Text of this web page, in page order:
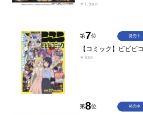
￥1,980
第7位
【コミック】ビビビ
￥935
発売中
第8位 発売中